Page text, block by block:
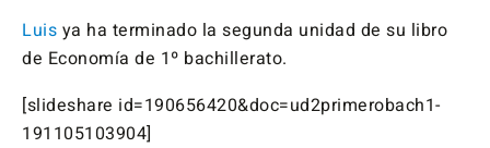
Luis ya ha terminado la segunda unidad de su libro
de Economía de 1º bachillerato.
[slideshare id=190656420&doc=ud2primerobach1-
191105103904]